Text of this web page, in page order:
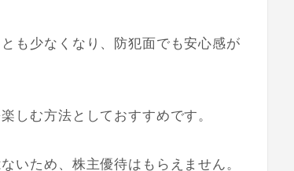
も少なくなり、防犯面でも安心感が
しむ方法としておすすめです。
いため、株主優待はもらえません。